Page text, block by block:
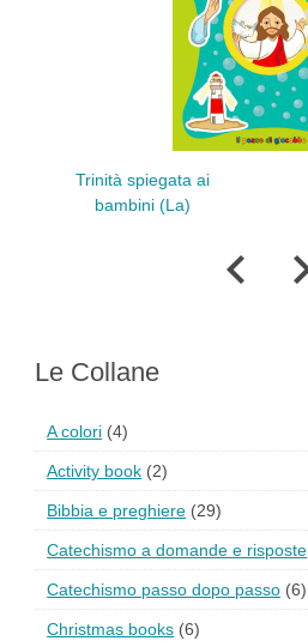
Trinità spiegata ai
bambini (La)
Le Collane
A colori (4)
Activity book (2)
Bibbia e preghiere (29)
Catechismo a domande e risposte
Catechismo passo dopo passo (6)
Christmas books (6)